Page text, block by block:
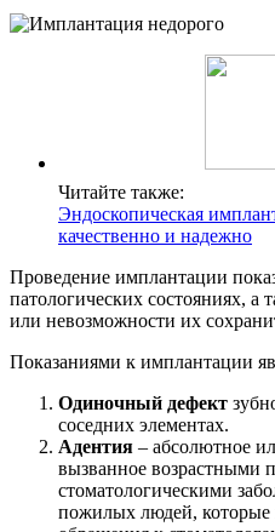
Читайте также:
Эндоскопическая
качественно и надежно
Проведение имплантации
патологических состояниях, а
или невозможности их
Показаниями к имплантации
Одиночный дефект
соседних элементах.
Адентия – абсолютное
вызванное возрастными
стоматологическими
пожилых людей, которые